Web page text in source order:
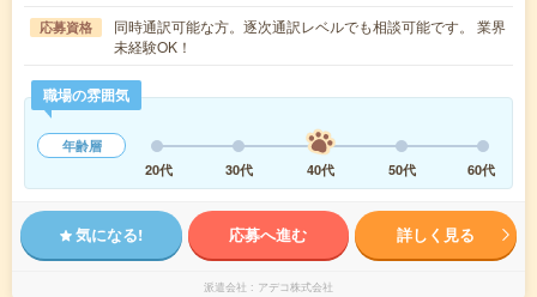
応募資格
同時通訳可能な方。逐次通訳レベルでも相談可能です。 業界
未経験OK！
職場の雰囲気
年齢層
20代
30代 40代 50代 60代
気になる! 応募へ進む 詳しく見る
派遣会社 アデコ株式会社